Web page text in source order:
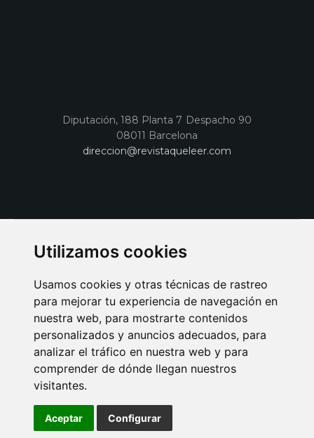
Utilizamos cookies
Usamos cookies y otras técnicas de rastreo
para mejorar tu experiencia de navegación en
nuestra web, para mostrarte contenidos
personalizados y anuncios adecuados, para
analizar el tráfico en nuestra web y para
comprender de dónde llegan nuestros
visitantes.
Aceptar Configurar
Diputación, 188 Planta 7 Despacho 90
08011 Barcelona
direccion@revistaqueleer.com
AVISO LEGAL POLITICA DE COOKIES
POLITICA DE PRIVACIDAD
PUBLICIDAD EN LA REVISTA QUÉ LEER
SORTEO-PREESTRENOS
SUSCRIPCIONES
Connecor Revistas